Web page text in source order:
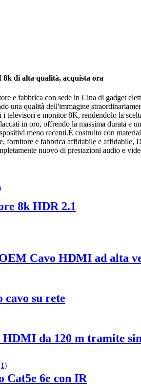
di alta qualità, acquista ora
e fabbrica con sede in Cina di gadget
una qualità dell'immagine
e monitor 8K, rendendolo la
in oro, offrendo la massima durata
meno recenti.È costruito con
fornitore e fabbrica affidabile e
nuovo di prestazioni audio e
8k HDR 2.1
Cavo HDMI ad alta
su rete
da 120 m tramite
6e con IR